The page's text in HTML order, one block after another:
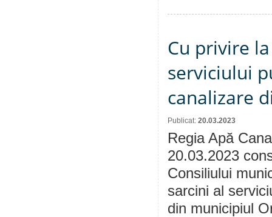
Cu privire
serviciului
canalizare
Publicat: 20.03.2023
Regia Apă
20.03.2023
Consiliului
sarcini al
din municipiul